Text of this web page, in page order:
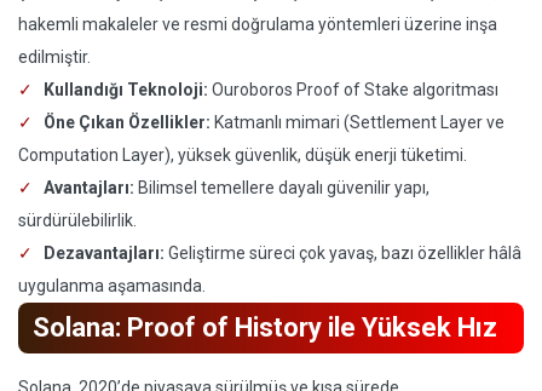
hakemli makaleler ve resmi doğrulama yöntemleri üzerine inşa
edilmiştir.
Kullandığı Teknoloji: Ouroboros Proof of Stake algoritması
Öne Çıkan Özellikler: Katmanlı mimari (Settlement Layer ve
Computation Layer), yüksek güvenlik, düşük enerji tüketimi.
Avantajları: Bilimsel temellere dayalı güvenilir yapı,
sürdürülebilirlik.
Dezavantajları: Geliştirme süreci çok yavaş, bazı özellikler hâlâ
uygulanma aşamasında.
Solana: Proof of History ile Yüksek Hız